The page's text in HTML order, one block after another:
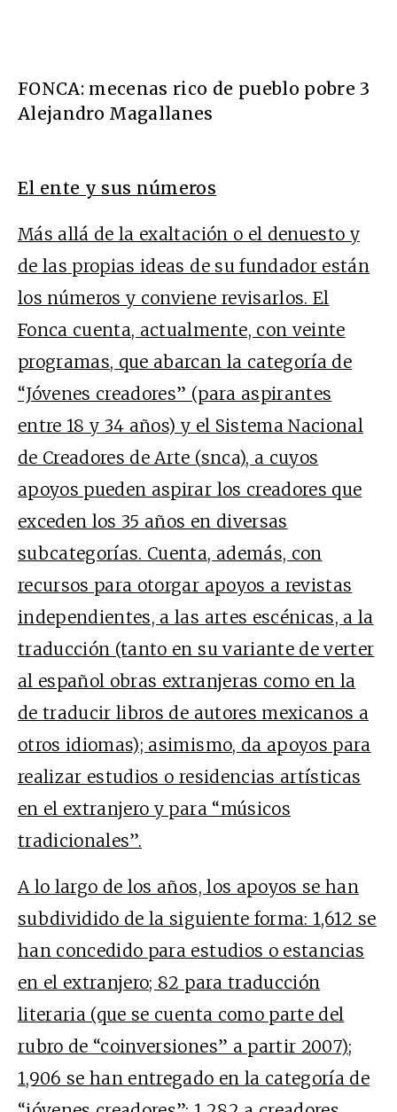
FONCA: mecenas rico de pueblo pobre 3
Alejandro Magallanes
El ente y sus números
Más allá de la exaltación o el denuesto y
de las propias ideas de su fundador están
los números y conviene revisarlos. El
Fonca cuenta, actualmente, con veinte
programas, que abarcan la categoría de
“Jóvenes creadores” (para aspirantes
entre 18 y 34 años) y el Sistema Nacional
de Creadores de Arte (snca), a cuyos
apoyos pueden aspirar los creadores que
exceden los 35 años en diversas
subcategorías. Cuenta, además, con
recursos para otorgar apoyos a revistas
independientes, a las artes escénicas, a la
traducción (tanto en su variante de verter
al español obras extranjeras como en la
de traducir libros de autores mexicanos a
otros idiomas); asimismo, da apoyos para
realizar estudios o residencias artísticas
en el extranjero y para “músicos
tradicionales”.
A lo largo de los años, los apoyos se han
subdividido de la siguiente forma: 1,612 se
han concedido para estudios o estancias
en el extranjero; 82 para traducción
literaria (que se cuenta como parte del
rubro de “coinversiones” a partir 2007);
1,906 se han entregado en la categoría de